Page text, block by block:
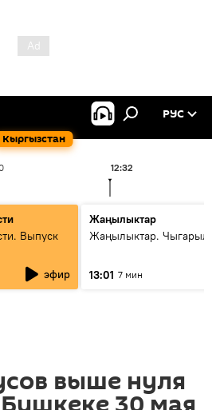
Кыргызстан
РУС
12:32
Выпуск
эфир
Жаңылыктар
Жаңылыктар.
13:01 7 мин
выше нуля